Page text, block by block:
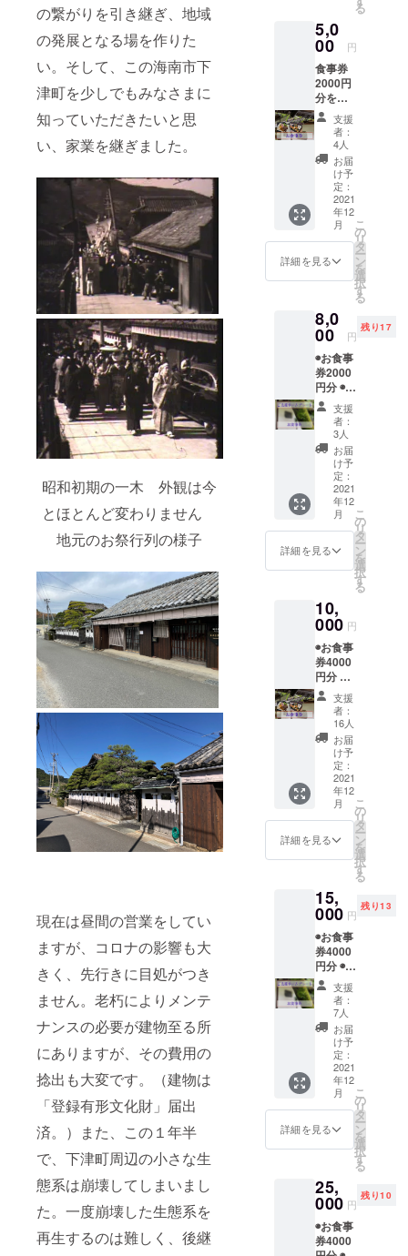
の繋がりを引き継ぎ、地域
の発展となる場を作りた
い。そして、この海南市下
津町を少しでもみなさまに
知っていただきたいと思
い、家業を継ぎました。
昭和初期の一木 外観は今
とほとんど変わりません
地元のお祭行列の様子
現在は昼間の営業をしてい
ますが、コロナの影響も大
きく、先行きに目処がつき
ません。老朽によりメンテ
ナンスの必要が建物至る所
にありますが、その費用の
捻出も大変です。（建物は
「登録有形文化財」届出
済。）また、この１年半
で、下津町周辺の小さな生
態系は崩壊してしまいまし
た。一度崩壊した生態系を
再生するのは難しく、後継
の、スバル
レヴォー
グ、テニ
ス、猫特に
最近ruby
/railsを始め
ました
者様が支援を申
し込む際に、任
意で引き上げる
ことが可能で
る
5,0
00 円
食事券
2000円
分をお
送りい
たしま
す。 メ
ニュー
には和
歌山産
ジビエ
ステー
（2000
円・写
真）や
鱧かつ
（1000
円）が
ありま
す。 ※
お昼の
ランチ
営業に
お使い
いただ
けま
す。 ※
定休：
水・
木、
11:30〜
14:00 ※
個室で
す。 ※
事前に
ご予約
いただ
けると
助かり
ます。
※食事券
をメー
ルにて
お送り
いたし
ます。
郵送を
ご希望
の場合
は備考
ださ
い。 ※
食事券
には有
効期限
（2022.
6）がご
ざいま
す。
支援
者：
4人
お届
け予
定：
2021
年12
月
詳細を見る
こ
の
リ
タ
ー
ン
を
選
択
す
る
8,0
00 円
残り17
◉お食事
券2000
円分 ◉ご
支援者
様ネー
ムプ
レート
へお名
前を掲
載 メ
ニュー
には和
歌山産
ジビエ
ステー
キ
円・写
真）や
鱧かつ
定食
（1000
円）が
ありま
す。 ※
お食事
券はラ
ンチ営
業にお
使いい
ただけ
ます。
※定休：
水・
11:30〜
個室で
のご案
内が可
能で
す。 ※
事前に
ご予約
いただ
けると
助かり
ます。
※食事券
をメー
ルにて
お送り
いたし
ます。
は備考
欄にそ
の旨ご
記入く
ださ
支援
者：
3人
お届
け予
定：
2021
年12
月
詳細を見る
こ
の
リ
タ
ー
ン
を
選
択
す
る
10,
000 円
◉お食事
券4000
円分 メ
ニュー
には和
歌山産
ジビエ
ステー
（2000
円・写
真）や
鱧かつ
定食
（1000
円）が
す。 ※
お食事
券はラ
ンチ営
業にお
使いい
ただけ
ます。
※定休：
水・
木、
11:30〜
14:00 ※
個室で
のご案
内が可
能で
いただ
けると
助かり
ます。
※食事券
支援
者：
16人
お届
け予
定：
2021
年12
月
詳細を見る
こ
の
リ
タ
ー
ン
を
選
択
す
る
15,
000 円
残り13
◉お食事
券4000
円分 ◉ご
支援者
様ネー
ムプ
レート
へお名
前を掲
載 メ
ニュー
には和
歌山産
ジビエ
ステー
キ
円・写
真）や
鱧かつ
定食
（1000
支援
者：
7人
お届
け予
定：
2021
年12
月
詳細を見る
こ
の
リ
タ
ー
ン
を
選
択
す
る
25,
000 円
残り10
◉お食事
券4000